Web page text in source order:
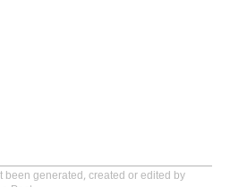
been generated, created or edited by